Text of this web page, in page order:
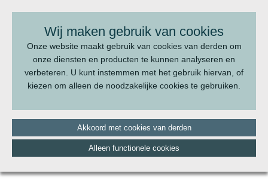
Wij maken gebruik van cookies
Onze website maakt gebruik van cookies van derden om
onze diensten en producten te kunnen analyseren en
verbeteren. U kunt instemmen met het gebruik hiervan, of
kiezen om alleen de noodzakelijke cookies te gebruiken.
Akkoord met cookies van derden
Alleen functionele cookies
BEL ONS:070 - 322 20 22